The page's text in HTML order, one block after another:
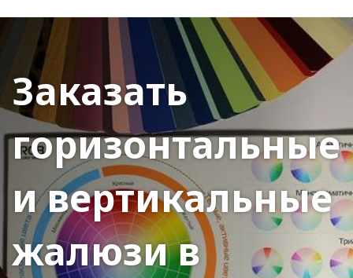
Заказать
горизонтальные
и вертикальные
жалюзи в